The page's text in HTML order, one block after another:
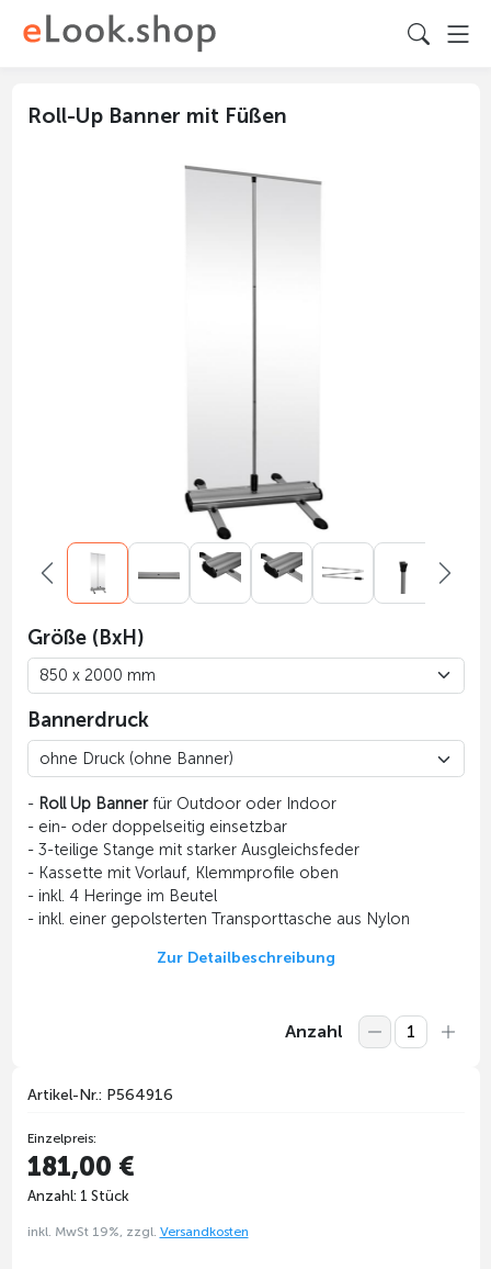
Roll-Up Banner mit Füßen
Größe (BxH)
Bannerdruck
- Roll Up Bannerfür Outdoor oder Indoor
- ein- oder doppelseitig einsetzbar
- 3-teilige Stange mit starker Ausgleichsfeder
- Kassette mit Vorlauf, Klemmprofile oben
- inkl. 4 Heringe im Beutel
- inkl. einer gepolsterten Transporttasche aus Nylon
Zur Detailbeschreibung
Anzahl
Artikel-Nr.: P564916
Einzelpreis:
181,00 €
Anzahl: 1 Stück
inkl. MwSt 19%, zzgl. Versandkosten